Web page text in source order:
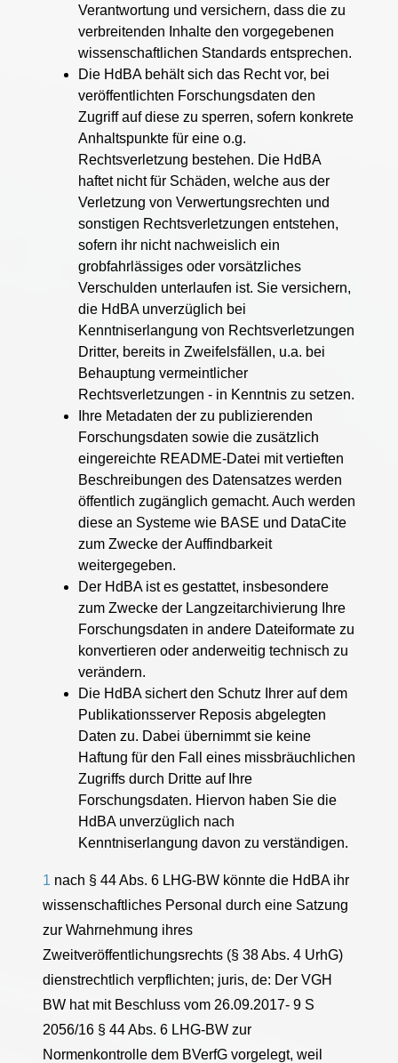
Verantwortung und versichern, dass die zu
verbreitenden Inhalte den vorgegebenen
wissenschaftlichen Standards entsprechen.
Die HdBA behält sich das Recht vor, bei
veröffentlichten Forschungsdaten den
Zugriff auf diese zu sperren, sofern konkrete
Anhaltspunkte für eine o.g.
Rechtsverletzung bestehen. Die HdBA
haftet nicht für Schäden, welche aus der
Verletzung von Verwertungsrechten und
sonstigen Rechtsverletzungen entstehen,
sofern ihr nicht nachweislich ein
grobfahrlässiges oder vorsätzliches
Verschulden unterlaufen ist. Sie versichern,
die HdBA unverzüglich bei
Kenntniserlangung von Rechtsverletzungen
Dritter, bereits in Zweifelsfällen, u.a. bei
Behauptung vermeintlicher
Rechtsverletzungen - in Kenntnis zu setzen.
Ihre Metadaten der zu publizierenden
Forschungsdaten sowie die zusätzlich
eingereichte README-Datei mit vertieften
Beschreibungen des Datensatzes werden
öffentlich zugänglich gemacht. Auch werden
diese an Systeme wie BASE und DataCite
zum Zwecke der Auffindbarkeit
weitergegeben.
Der HdBA ist es gestattet, insbesondere
zum Zwecke der Langzeitarchivierung Ihre
Forschungsdaten in andere Dateiformate zu
konvertieren oder anderweitig technisch zu
verändern.
Die HdBA sichert den Schutz Ihrer auf dem
Publikationsserver Reposis abgelegten
Daten zu. Dabei übernimmt sie keine
Haftung für den Fall eines missbräuchlichen
Zugriffs durch Dritte auf Ihre
Forschungsdaten. Hiervon haben Sie die
HdBA unverzüglich nach
Kenntniserlangung davon zu verständigen.
1 nach § 44 Abs. 6 LHG-BW könnte die HdBA ihr
wissenschaftliches Personal durch eine Satzung
zur Wahrnehmung ihres
Zweitveröffentlichungsrechts (§ 38 Abs. 4 UrhG)
dienstrechtlich verpflichten; juris, de: Der VGH
BW hat mit Beschluss vom 26.09.2017- 9 S
2056/16 § 44 Abs. 6 LHG-BW zur
Normenkontrolle dem BVerfG vorgelegt, weil